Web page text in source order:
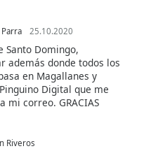
25.10.2020
Santo Domingo,
además donde todos los
en Magallanes y
Digital que me
mi correo. GRACIAS
Riveros